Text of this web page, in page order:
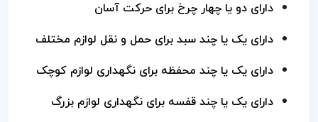
دارای دو یا چهار چرخ برای حرکت آسان
دارای یک یا چند سبد برای حمل و نقل لوازم مختلف
دارای یک یا چند محفظه برای نگهداری لوازم کوچک
دارای یک یا چند قفسه برای نگهداری لوازم بزرگ